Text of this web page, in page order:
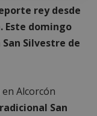
rey desde
Este domingo
Silvestre de
Alcorcón
San